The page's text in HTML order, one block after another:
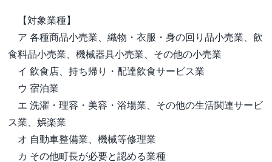
【対象業種】
ア 各種商品小売業、織物・衣服・身の回り品小売業、飲
食料品小売業、機械器具小売業、その他の小売業
イ 飲食店、持ち帰り・配達飲食サービス業
ウ 宿泊業
エ 洗濯・理容・美容・浴場業、その他の生活関連サービ
ス業、娯楽業
オ 自動車整備業、機械等修理業
カ その他町長が必要と認める業種